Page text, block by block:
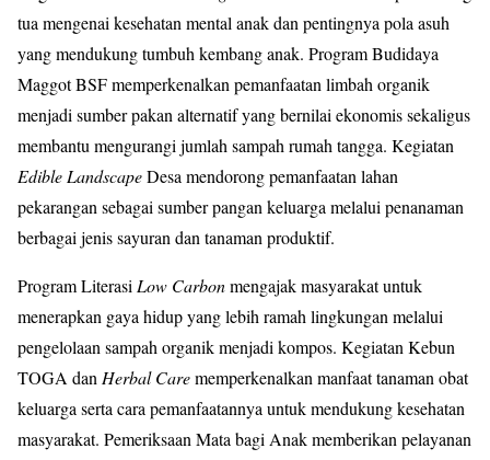
tua mengenai kesehatan mental anak dan pentingnya pola asuh
yang mendukung tumbuh kembang anak. Program Budidaya
Maggot BSF memperkenalkan pemanfaatan limbah organik
menjadi sumber pakan alternatif yang bernilai ekonomis sekaligus
membantu mengurangi jumlah sampah rumah tangga. Kegiatan
Edible LandscapeDesa mendorong pemanfaatan lahan
pekarangan sebagai sumber pangan keluarga melalui penanaman
berbagai jenis sayuran dan tanaman produktif.
Program LiterasiLow Carbonmengajak masyarakat untuk
menerapkan gaya hidup yang lebih ramah lingkungan melalui
pengelolaan sampah organik menjadi kompos. Kegiatan Kebun
TOGA danHerbal Carememperkenalkan manfaat tanaman obat
keluarga serta cara pemanfaatannya untuk mendukung kesehatan
masyarakat. Pemeriksaan Mata bagi Anak memberikan pelayanan